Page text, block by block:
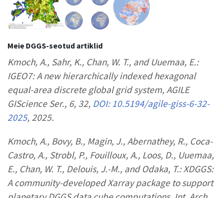
Meie DGGS-seotud artiklid
Kmoch, A., Sahr, K., Chan, W. T., and Uuemaa, E.:
IGEO7: A new hierarchically indexed hexagonal
equal-area discrete global grid system, AGILE
GIScience Ser., 6, 32, DOI: 10.5194/agile-giss-6-32-
2025, 2025.
Kmoch, A., Bovy, B., Magin, J., Abernathey, R., Coca-
Castro, A., Strobl, P., Fouilloux, A., Loos, D., Uuemaa,
E., Chan, W. T., Delouis, J.-M., and Odaka, T.: XDGGS:
A community-developed Xarray package to support